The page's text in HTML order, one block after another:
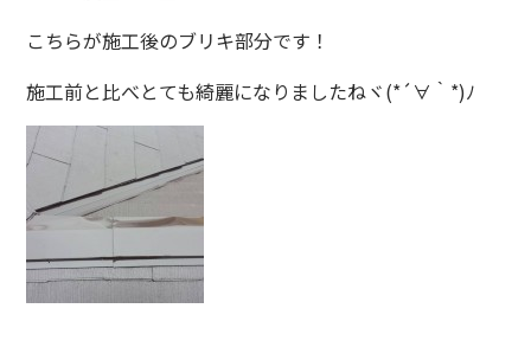
こちらが施工後のブリキ部分です！
施工前と比べとても綺麗になりましたねヾ(*´∀｀*)ﾉ